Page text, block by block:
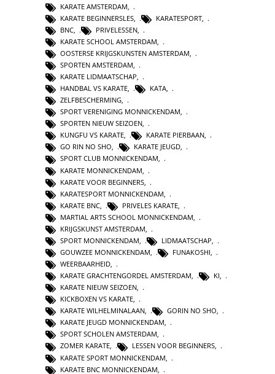
KARATE AMSTERDAM
KARATE BEGINNERSLES
KARATESPORT
BNC
PRIVELESSEN
KARATE SCHOOL AMSTERDAM
OOSTERSE KRIJGSKUNSTEN AMSTERDAM
SPORTEN AMSTERDAM
KARATE LIDMAATSCHAP,
HANDBAL VS KARATE, KATA,
ZELFBESCHERMING,
SPORT VERENIGING MONNICKENDAM,
SPORTEN NIEUW SEIZOEN,
KUNGFU VS KARATE, KARATE PIERBAAN,
GO RIN NO SHO, KARATE JEUGD,
SPORT CLUB MONNICKENDAM,
KARATE MONNICKENDAM
KARATE VOOR BEGINNERS
KARATESPORT MONNICKENDAM
KARATE BNC
PRIVELES KARATE
MARTIAL ARTS SCHOOL MONNICKENDAM
KRIJGSKUNST AMSTERDAM
SPORT MONNICKENDAM
LIDMAATSCHAP
GOUWZEE MONNICKENDAM
FUNAKOSHI
WEERBAARHEID,
KARATE GRACHTENGORDEL AMSTERDAM, KI,
KARATE NIEUW SEIZOEN,
KICKBOXEN VS KARATE,
KARATE WILHELMINALAAN, GORIN NO SHO,
KARATE JEUGD MONNICKENDAM,
SPORT SCHOLEN AMSTERDAM,
ZOMER KARATE, LESSEN VOOR BEGINNERS,
KARATE SPORT MONNICKENDAM
KARATE BNC MONNICKENDAM